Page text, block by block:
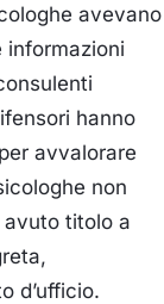
avevano
informazioni
hanno
avvalorare
non
titolo a
d’ufficio.